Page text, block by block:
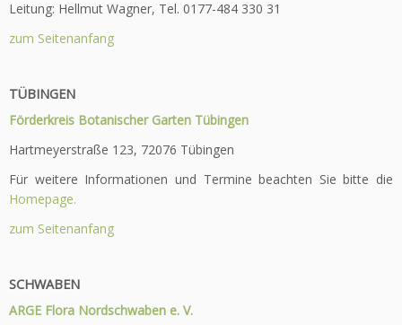
Leitung: Hellmut Wagner, Tel. 0177-484 330 31
zum Seitenanfang
TÜBINGEN
Förderkreis Botanischer Garten Tübingen
Hartmeyerstraße 123, 72076 Tübingen
Für weitere Informationen und Termine beachten Sie bitte die
Homepage.
zum Seitenanfang
SCHWABEN
ARGE Flora Nordschwaben e. V.